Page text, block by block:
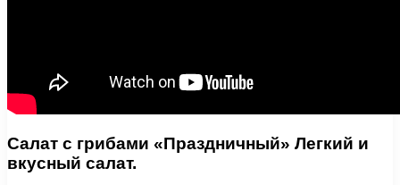
Салат с грибами «Праздничный» Легкий и
вкусный салат.